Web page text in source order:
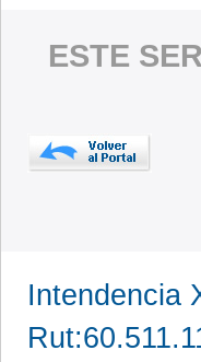
ESTE
Intendencia